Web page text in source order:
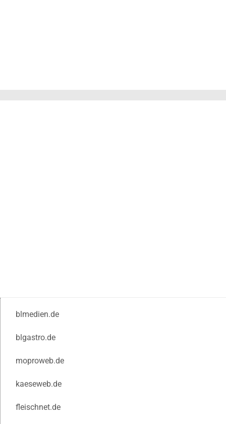
blmedien.de
blgastro.de
moproweb.de
kaeseweb.de
fleischnet.de